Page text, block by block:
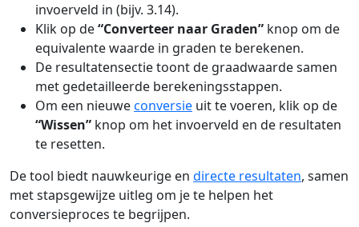
invoerveld in (bijv. 3.14).
Klik op de“Converteer naar Graden” knop om de
equivalente waarde in graden te berekenen.
De resultatensectie toont de graadwaarde samen
met gedetailleerde berekeningsstappen.
Om een nieuweconversie uit te voeren, klik op de
“Wissen” knop om het invoerveld en de resultaten
te resetten.
De tool biedt nauwkeurige en directe resultaten, samen
met stapsgewijze uitleg om je te helpen het
conversieproces te begrijpen.